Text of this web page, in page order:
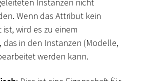
Instanzen nicht
Wenn das Attribut kein
wird es zu einem
in den Instanzen (Modelle,
werden kann.